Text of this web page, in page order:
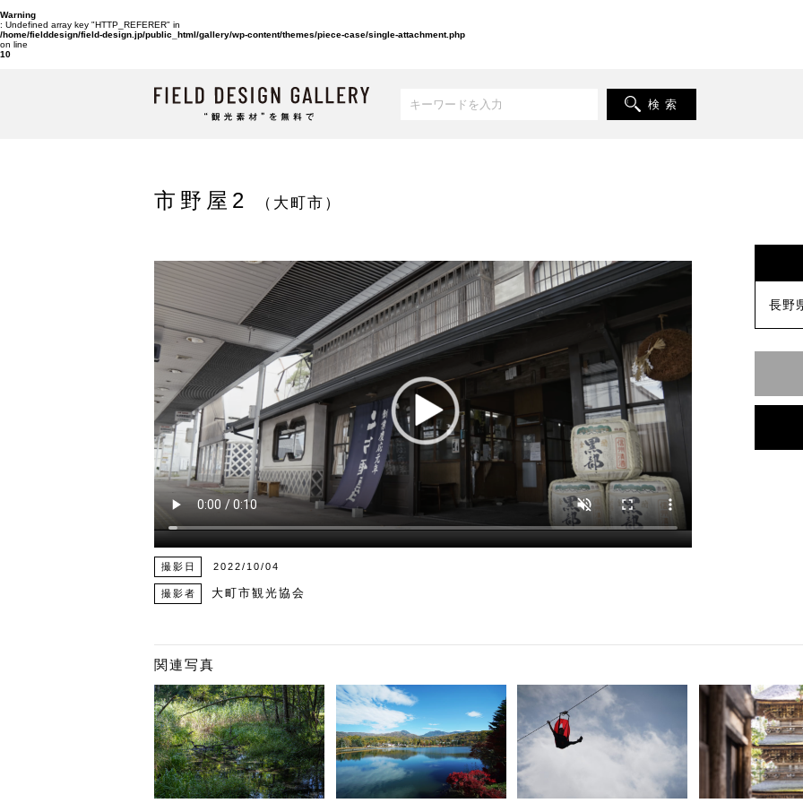
Warning
: Undefined array key "HTTP_REFERER" in
/home/fielddesign/field-design.jp/public_html/gallery/wp-content/themes/piece-case/single-attachment.php
on line
10
検 索
市野屋2 （大町市）
撮影日 2022/10/04
撮影者 大町市観光協会
長野
関連写真